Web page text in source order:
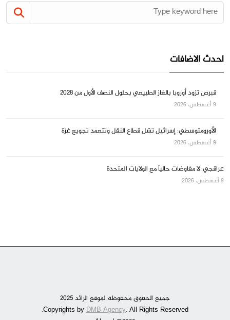
احدث الاضافات
قبرص تزود أوروبا بالغاز الطبيعي بحلول النصف الأول من 2028
9 أغسطس، 2026
الأورومتوسطي: إسرائيل تشل قطاع النقل وتتعمد تجويع غزة
9 أغسطس، 2026
عراقجي: لا مفاوضات حالياً مع الولايات المتحدة
9 أغسطس، 2026
جميع الحقوق محفوظة لموقع الرائد 2025
DMB Agency. All Rights Reserved.